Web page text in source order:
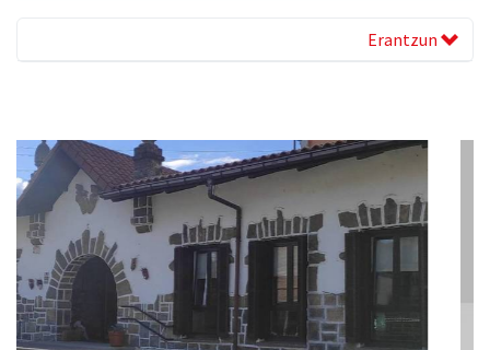
Erantzun